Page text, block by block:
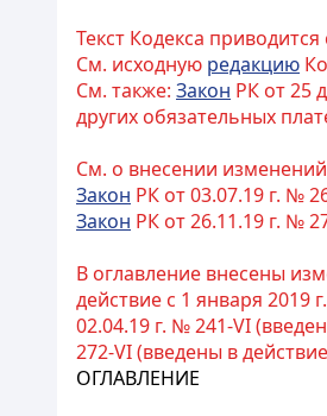
Текст Кодекса
См. исходную редакцию
См. также: Закон РК от 25
других обязательных
См. о внесении
Закон РК от 03.07.19 г. №
Закон РК от 26.11.19 г. №
В оглавление внесены
действие с 1 января 2019
02.04.19 г. № 241-VI
272-VI (введены в
ОГЛАВЛЕНИЕ